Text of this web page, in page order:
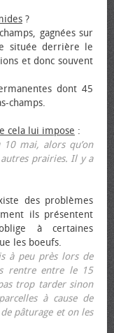
?
gagnées sur
située derrière le
et donc souvent
dont 45
champs.
cela lui impose :
10 mai, alors qu’on
prairies. Il y a
des problèmes
ils présentent
à certaines
les bœufs.
à peu près lors de
rentre entre le 15
trop tarder sinon
à cause de
pâturage et on les